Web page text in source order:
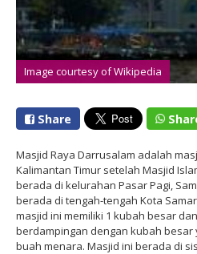
Image courtesy of Wikipedia
Share
Masjid Raya Darrusalam adalah
Kalimantan Timur setelah Masjid
berada di kelurahan Pasar Pagi,
berada di tengah-tengah Kota
masjid ini memiliki 1 kubah besar
berdampingan dengan kubah
buah menara. Masjid ini berada di